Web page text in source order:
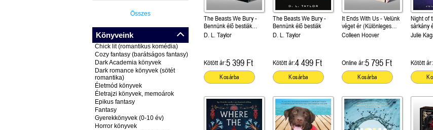
Összes
Könyveink
Chick lit (romantikus komédia)
Cozy fantasy (barátságos fantasy)
Dark Academia könyvek
Dark romance könyvek (sötét
romantika)
Életmód könyvek
Életrajzi könyvek, memoárok
Epikus fantasy
Fantasy
Gyerekkönyvek (0-10 év)
Horror könyvek
The Beasts We Bury -
Bennünk élő bestiák
(Különleges éldekorált
D. L. Taylor
Kötött ár:5 399 Ft
Kosárba
The Beasts We Bury -
Bennünk élő bestiák
D. L. Taylor
Kötött ár:4 499 Ft
Kosárba
It Ends With Us - Velünk
véget ér (Különleges
éldekorált kiadás!)
Colleen Hoover
Online ár:5 795 Ft
Kosárba
Night of
sárkány
árnya 3.)
Julie
Kötött ár: